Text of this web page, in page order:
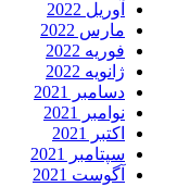
آوریل 2022
مارس 2022
فوریه 2022
ژانویه 2022
دسامبر 2021
نوامبر 2021
اکتبر 2021
سپتامبر 2021
آگوست 2021